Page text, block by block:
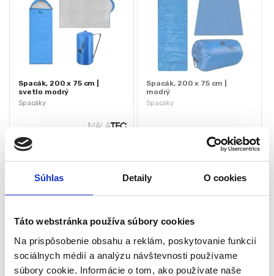
Súhlas Detaily O cookies
Táto webstránka používa súbory cookies
Na prispôsobenie obsahu a reklám, poskytovanie funkcií
sociálnych médií a analýzu návštevnosti používame
súbory cookie. Informácie o tom, ako používate naše
Spacáky
Spacák, 200 x 75 cm |
svetlo modrý
Skladom - doručenie do 24-
48 hod .
Rozmery spacáku (dĺžka / šírka):
200/75 cm
(dĺžka / šírka): 200/150 cm
Vonkajší materiál: 210T
vodeodolný polyesterový poter
17,00€
(13,82€bez DPH)
★★★★★
Spacáky
Spacák, 200 x 75 cm |
modrý
Aktuálne vypredané
Farba: modrá
Rozmery spacáku 200 x 75 cm
31,50€
(16,22 €bez DPH)
★★★★ ★